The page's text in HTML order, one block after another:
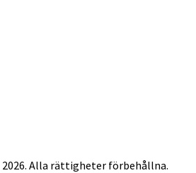
2026. Alla rättigheter förbehållna.